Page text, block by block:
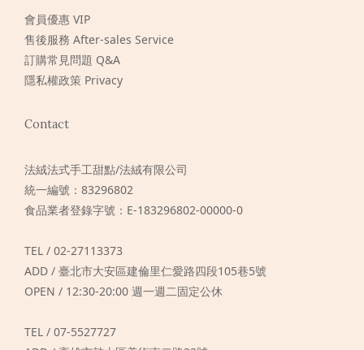
會員優惠 VIP
售後服務 After-sales Service
訂購常見問題 Q&A
隱私權政策 Privacy
Contact
法絨法式手工甜點/法絨有限公司
統一編號：83296802
食品業者登錄字號：E-183296802-00000-0
TEL / 02-27113373
ADD / 臺北市大安區建倫里仁愛路四段105巷5號
OPEN / 12:30-20:00 週一週二固定公休
TEL / 07-5527727